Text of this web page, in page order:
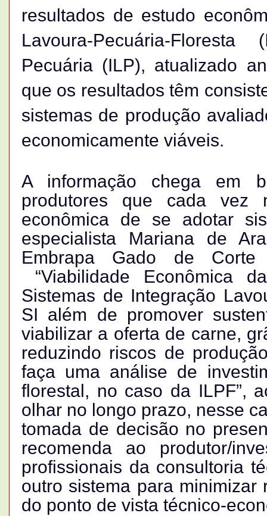
resultados de estudo
Lavoura-Pecuária-Floresta
Pecuária (ILP), atualizado
que os resultados têm
sistemas de produção
economicamente viáveis.
A informação chega em
produtores que cada vez
econômica de se adotar
especialista Mariana de
Embrapa Gado de
“Viabilidade Econômica
Sistemas de Integração
SI além de promover
viabilizar a oferta de carne,
reduzindo riscos de
faça uma análise de
florestal, no caso da ILPF”,
olhar no longo prazo, nesse
tomada de decisão no
recomenda ao produtor/
profissionais da consultoria
outro sistema para minimizar
do ponto de vista técnico-